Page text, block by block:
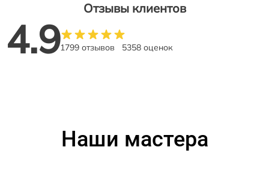
Отзывы клиентов
4.91799 отзывов 5358 оценок
Наши мастера